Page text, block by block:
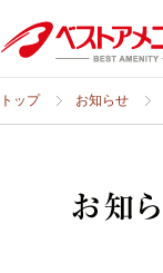
トップ お知らせ